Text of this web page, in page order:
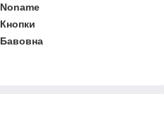
Noname
Кнопки
Бавовна